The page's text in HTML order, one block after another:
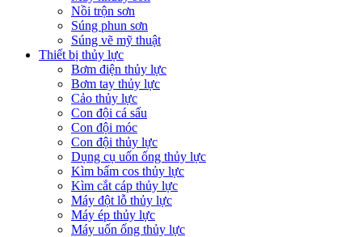
Nồi trộn sơn
Súng phun sơn
Súng vẽ mỹ thuật
Thiết bị thủy lực
Bơm điện thủy lực
Bơm tay thủy lực
Cảo thủy lực
Con đội cá sấu
Con đội móc
Con đội thủy lực
Dụng cụ uốn ống thủy lực
Kìm bấm cos thủy lực
Kìm cắt cáp thủy lực
Máy đột lỗ thủy lực
Máy ép thủy lực
Máy uốn ống thủy lực